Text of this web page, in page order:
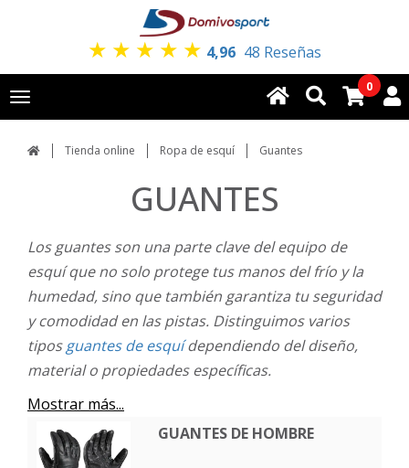
★ ★ ★ ★ ★ 4,96 48 Reseñas
Toggle
navigation
0
Tienda online Ropa de esquí Guantes
GUANTES
Los guantes son una parte clave del equipo de
esquí que no solo protege tus manos del frío y la
humedad, sino que también garantiza tu seguridad
y comodidad en las pistas. Distinguimos varios
tiposguantes de esquídependiendo del diseño,
material o propiedades específicas.
Mostrar más...
GUANTES DE HOMBRE